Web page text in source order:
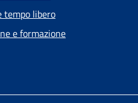
tempo libero
e formazione